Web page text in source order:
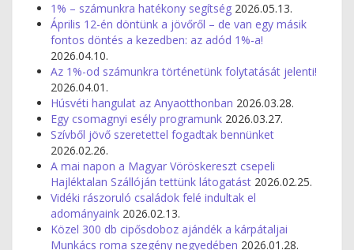
1% – számunkra hatékony segítség 2026.05.13.
Április 12-én döntünk a jövőről – de van egy másik
fontos döntés a kezedben: az adód 1%-a!
2026.04.10.
Az 1%-od számunkra történetünk folytatását jelenti!
2026.04.01.
Húsvéti hangulat az Anyaotthonban 2026.03.28.
Egy csomagnyi esély programunk 2026.03.27.
Szívből jövő szeretettel fogadtak bennünket
2026.02.26.
A mai napon a Magyar Vöröskereszt csepeli
Hajléktalan Szállóján tettünk látogatást 2026.02.25.
Vidéki rászoruló családok felé indultak el
adományaink 2026.02.13.
Közel 300 db cipősdoboz ajándék a kárpátaljai
Munkács roma szegény negyedében 2026.01.28.